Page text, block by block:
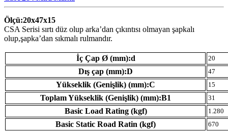
Ölçü:20x47x15
CSA Serisi sırtı düz olup arka’dan çıkıntısı olmayan şapkalı
olup,şapka’dan sıkmalı rulmandır.
İç Çap Ø (mm):d 20
Dış çap (mm):D 47
Yükseklik (Genişlik) (mm):C 15
Toplam Yükseklik (Genişlik) (mm):B1 31
Basic Load Rating (kgf) 1.280
Basic Static Road Ratin (kgf) 670